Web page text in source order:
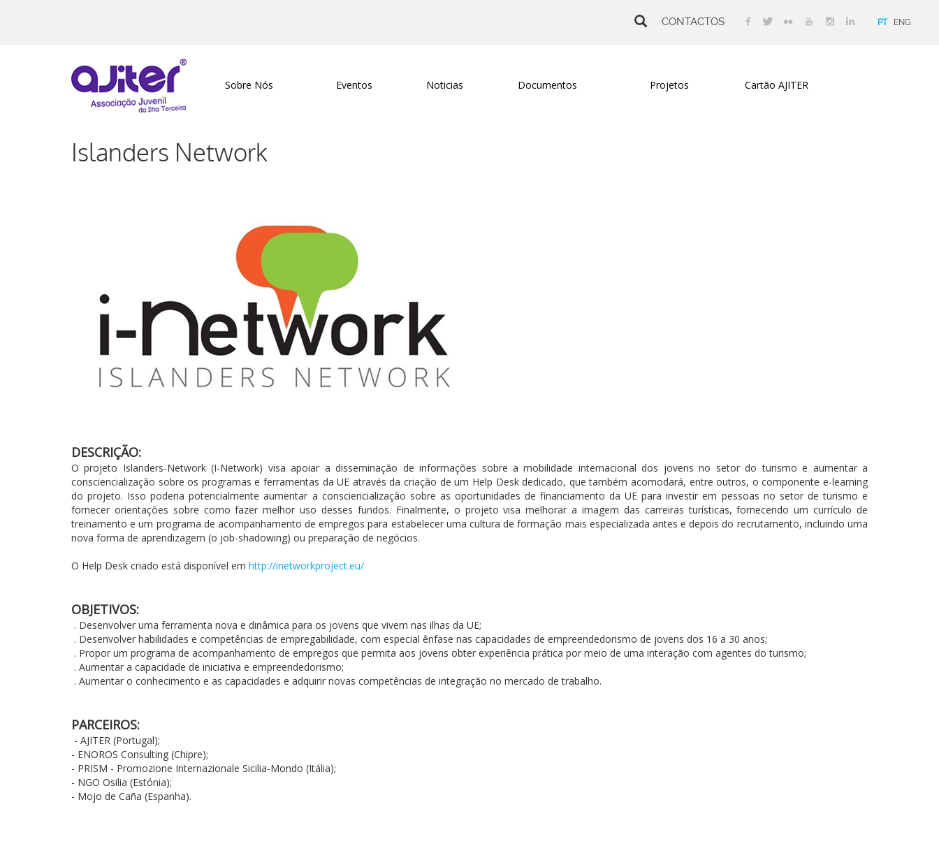
CONTACTOS PT ENG
Sobre Nós Eventos Noticias Documentos Projetos Cartão AJITER
Islanders Network
DESCRIÇÃO:
O projeto Islanders-Network (I-Network) visa apoiar a disseminação de informações sobre a mobilidade internacional dos jovens no setor do turismo e aumentar a
consciencialização sobre os programas e ferramentas da UE através da criação de um Help Desk dedicado, que também acomodará, entre outros, o componente e-learning
do projeto. Isso poderia potencialmente aumentar a consciencialização sobre as oportunidades de financiamento da UE para investir em pessoas no setor de turismo e
fornecer orientações sobre como fazer melhor uso desses fundos. Finalmente, o projeto visa melhorar a imagem das carreiras turísticas, fornecendo um currículo de
treinamento e um programa de acompanhamento de empregos para estabelecer uma cultura de formação mais especializada antes e depois do recrutamento, incluindo uma
nova forma de aprendizagem (o job-shadowing) ou preparação de negócios.
O Help Desk criado está disponível em http://inetworkproject.eu/
OBJETIVOS:
. Desenvolver uma ferramenta nova e dinâmica para os jovens que vivem nas ilhas da UE;
. Desenvolver habilidades e competências de empregabilidade, com especial ênfase nas capacidades de empreendedorismo de jovens dos 16 a 30 anos;
. Propor um programa de acompanhamento de empregos que permita aos jovens obter experiência prática por meio de uma interação com agentes do turismo;
. Aumentar a capacidade de iniciativa e empreendedorismo;
. Aumentar o conhecimento e as capacidades e adquirir novas competências de integração no mercado de trabalho.
PARCEIROS:
- AJITER (Portugal);
- ENOROS Consulting (Chipre);
- PRISM - Promozione Internazionale Sicilia-Mondo (Itália);
- NGO Osilia (Estónia);
- Mojo de Caña (Espanha).